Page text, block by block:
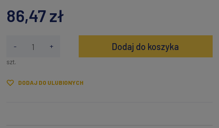
86,47 zł
- +
szt.
Dodaj do koszyka
DODAJ DO ULUBIONYCH